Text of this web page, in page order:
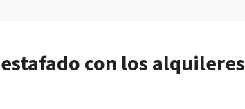
con los alquileres